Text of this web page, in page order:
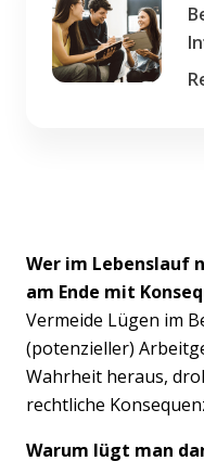
Wer im Lebenslauf
am Ende mit
Vermeide Lügen im
(potenzieller)
Wahrheit heraus,
rechtliche
Warum lügt man